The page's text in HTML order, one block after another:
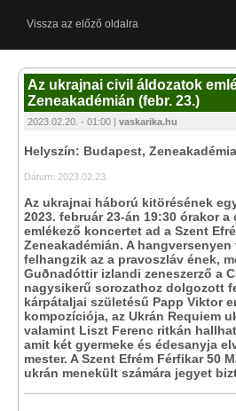
Vissza az előző oldalra
Az ukrajnai civil áldozatok
Zeneakadémián (febr. 23.)
2023.02.20. - 01:00 | vaskarika.hu
Helyszín: Budapest, Zeneakadémia
Dátum: 2023.02.23.
Az ukrajnai háború kitörésének
2023. február 23-án 19:30 órakor
emlékező koncertet ad a Szent
Zeneakadémián. A
felhangzik az a pravoszláv ének,
Guðnadóttir izlandi zeneszerző a
nagysikerű sorozathoz dolgozott
kárpátaljai születésű Papp Viktor
kompozíciója, az Ukrán Requiem
valamint Liszt Ferenc ritkán
amit két gyermeke és édesanyja
mester. A Szent Efrém Férfikar 50
ukrán menekült számára jegyet